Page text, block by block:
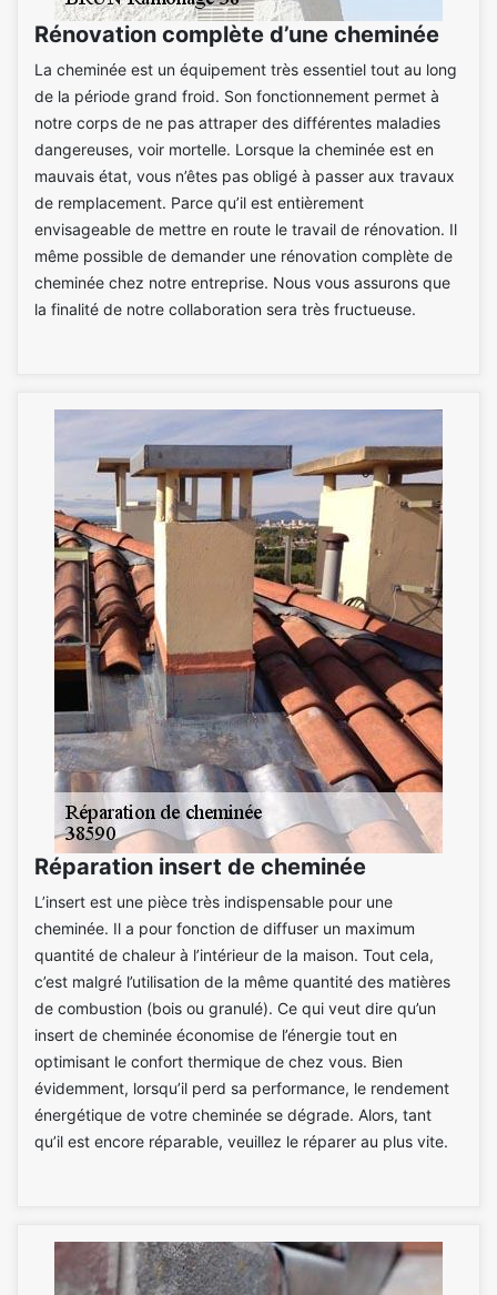
Rénovation complète d’une cheminée
La cheminée est un équipement très essentiel tout au long
de la période grand froid. Son fonctionnement permet à
notre corps de ne pas attraper des différentes maladies
dangereuses, voir mortelle. Lorsque la cheminée est en
mauvais état, vous n’êtes pas obligé à passer aux travaux
de remplacement. Parce qu’il est entièrement
envisageable de mettre en route le travail de rénovation. Il
même possible de demander une rénovation complète de
cheminée chez notre entreprise. Nous vous assurons que
la finalité de notre collaboration sera très fructueuse.
Réparation insert de cheminée
L’insert est une pièce très indispensable pour une
cheminée. Il a pour fonction de diffuser un maximum
quantité de chaleur à l’intérieur de la maison. Tout cela,
c’est malgré l’utilisation de la même quantité des matières
de combustion (bois ou granulé). Ce qui veut dire qu’un
insert de cheminée économise de l’énergie tout en
optimisant le confort thermique de chez vous. Bien
évidemment, lorsqu’il perd sa performance, le rendement
énergétique de votre cheminée se dégrade. Alors, tant
qu’il est encore réparable, veuillez le réparer au plus vite.